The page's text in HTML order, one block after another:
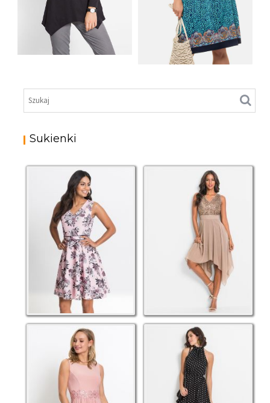
SUKIENKA Z
DŻERSEJU PLUS SIZE
CEKINAMI CZARNY
Sukienki